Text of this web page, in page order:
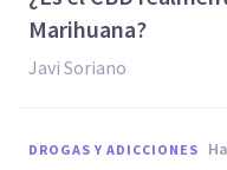
Marihuana?
Javi Soriano
DROGAS Y ADICCIONES